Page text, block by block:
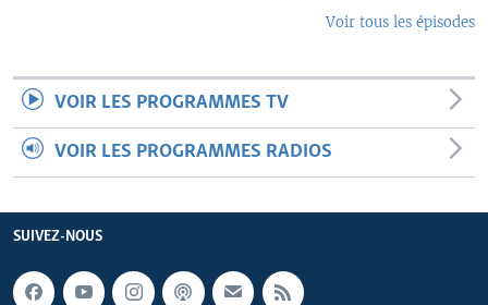
Voir tous les épisodes
VOIR LES PROGRAMMES TV
VOIR LES PROGRAMMES RADIOS
SUIVEZ-NOUS